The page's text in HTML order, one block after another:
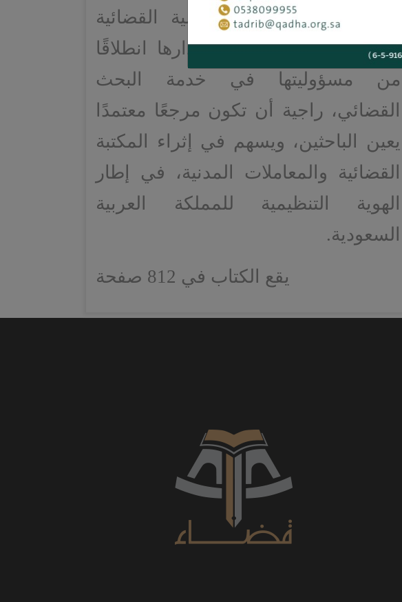
وقد حرصت الجمعية العلمية القضائية
السعودية (قضاء) على إصدارها انطلاقًا
من مسؤوليتها في خدمة البحث
القضائي، راجية أن تكون مرجعًا معتمدًا
يعين الباحثين، ويسهم في إثراء المكتبة
القضائية والمعاملات المدنية، في إطار
الهوية التنظيمية للمملكة العربية
السعودية.
يقع الكتاب في 812 صفحة